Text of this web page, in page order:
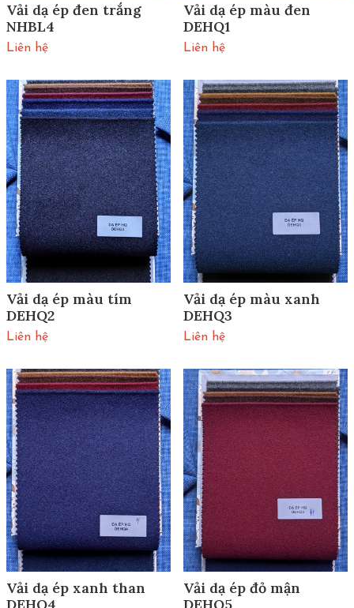
Vải dạ ép đen trắng
NHBL4
Liên hệ
Vải dạ ép màu đen
DEHQ1
Liên hệ
Vải dạ ép màu tím
DEHQ2
Liên hệ
Vải dạ ép màu xanh
DEHQ3
Liên hệ
Vải dạ ép xanh than
Vải dạ ép đỏ mận